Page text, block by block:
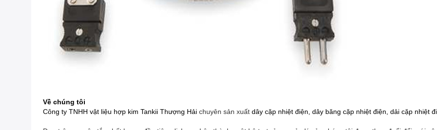
Về chúng tôi
Công ty TNHH vật liệu hợp kim Tankii Thượng Hải chuyên sản xuất dây cặp nhiệt điện, dây băng cặp nhiệt điện, dải cặp nhiệt